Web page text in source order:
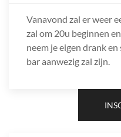
Vanavond zal er weer
zal om 20u beginnen
neem je eigen drank
bar aanwezig zal zijn.